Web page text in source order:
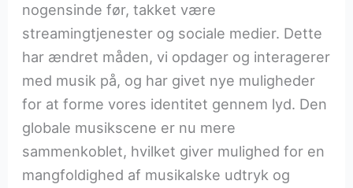
nogensinde før, takket være
streamingtjenester og sociale medier. Dette
har ændret måden, vi opdager og interagerer
med musik på, og har givet nye muligheder
for at forme vores identitet gennem lyd. Den
globale musikscene er nu mere
sammenkoblet, hvilket giver mulighed for en
mangfoldighed af musikalske udtryk og